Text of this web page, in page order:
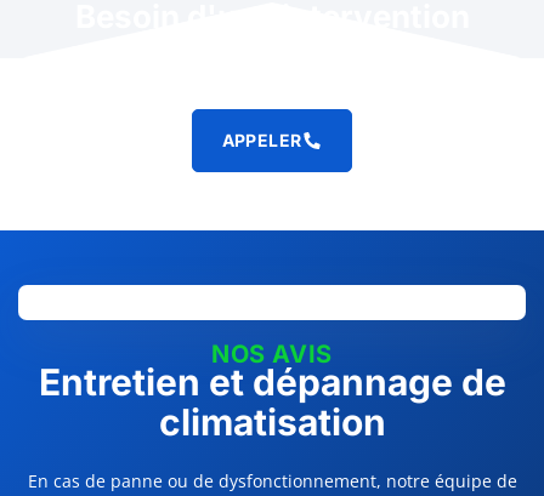
APPELER
NOS AVIS
Entretien et dépannage de
climatisation
En cas de panne ou de dysfonctionnement, notre équipe de